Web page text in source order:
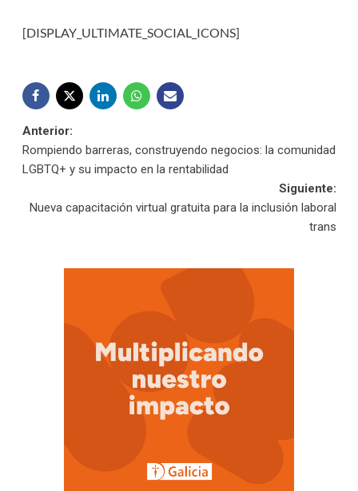
[DISPLAY_ULTIMATE_SOCIAL_ICONS]
Navegación
de
entradas
Anterior:
Rompiendo barreras, construyendo negocios: la comunidad
LGBTQ+ y su impacto en la rentabilidad
Siguiente:
Nueva capacitación virtual gratuita para la inclusión laboral
trans